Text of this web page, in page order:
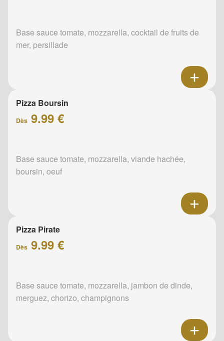
Base sauce tomate, mozzarella, cocktail de fruits de
mer, persillade
Pizza Boursin
Dès 9.99 €
Base sauce tomate, mozzarella, viande hachée,
boursin, oeuf
Pizza Pirate
Dès 9.99 €
Base sauce tomate, mozzarella, jambon de dinde,
merguez, chorizo, champignons